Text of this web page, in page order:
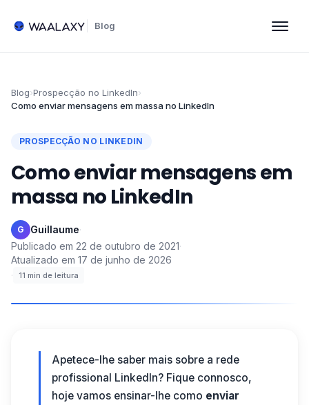
Blog
Blog›Prospecção no LinkedIn›
Como enviar mensagens em massa no LinkedIn
PROSPECÇÃO NO LINKEDIN
Como enviar mensagens em
massa no LinkedIn
G Guillaume·
Publicado em 22 de outubro de 2021·
Atualizado em 17 de junho de 2026
·
11 min de leitura
Apetece-lhe saber mais sobre a rede
profissional LinkedIn? Fique connosco,
hoje vamos ensinar-lhe como enviar